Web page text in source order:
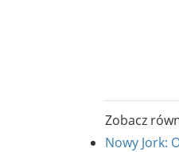
Zobacz
Nowy Jork: